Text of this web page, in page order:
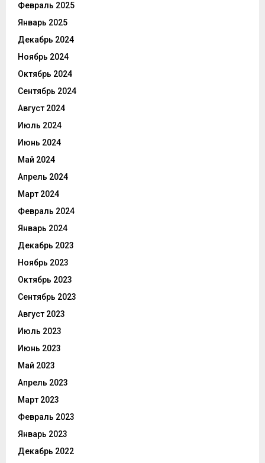
Февраль 2025
Январь 2025
Декабрь 2024
Ноябрь 2024
Октябрь 2024
Сентябрь 2024
Август 2024
Июль 2024
Июнь 2024
Май 2024
Апрель 2024
Март 2024
Февраль 2024
Январь 2024
Декабрь 2023
Ноябрь 2023
Октябрь 2023
Сентябрь 2023
Август 2023
Июль 2023
Июнь 2023
Май 2023
Апрель 2023
Март 2023
Февраль 2023
Январь 2023
Декабрь 2022